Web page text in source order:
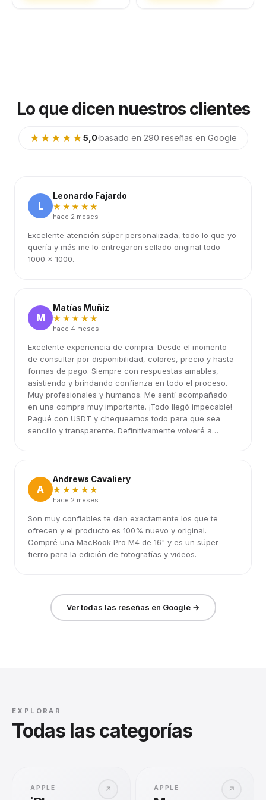
Lo que dicen nuestros clientes
★★★★★5,0·basado en 290 reseñas en Google
L
Leonardo Fajardo
★★★★★
hace 2 meses
Excelente atención súper personalizada, todo lo que yo
quería y más me lo entregaron sellado original todo
1000 x 1000.
M
Matías Muñiz
★★★★★
hace 4 meses
Excelente experiencia de compra. Desde el momento
de consultar por disponibilidad, colores, precio y hasta
formas de pago. Siempre con respuestas amables,
asistiendo y brindando confianza en todo el proceso.
Muy profesionales y humanos. Me sentí acompañado
en una compra muy importante. ¡Todo llegó impecable!
Pagué con USDT y chequeamos todo para que sea
sencillo y transparente. Definitivamente volveré a
A
Andrews Cavaliery
★★★★★
hace 2 meses
Son muy confiables te dan exactamente los que te
ofrecen y el producto es 100% nuevo y original.
Compré una MacBook Pro M4 de 16" y es un súper
fierro para la edición de fotografías y videos.
Ver todas las reseñas en Google →
EXPLORAR
Todas las categorías
↗
APPLE ↗
APPLE